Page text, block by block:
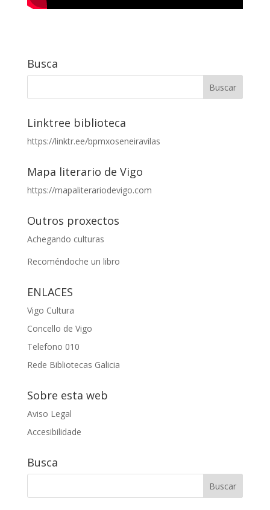
Busca
Linktree biblioteca
https://linktr.ee/bpmxoseneiravilas
Mapa literario de Vigo
https://mapaliterariodevigo.com
Outros proxectos
Achegando culturas
Recoméndoche un libro
ENLACES
Vigo Cultura
Concello de Vigo
Telefono 010
Rede Bibliotecas Galicia
Sobre esta web
Aviso Legal
Accesibilidade
Busca